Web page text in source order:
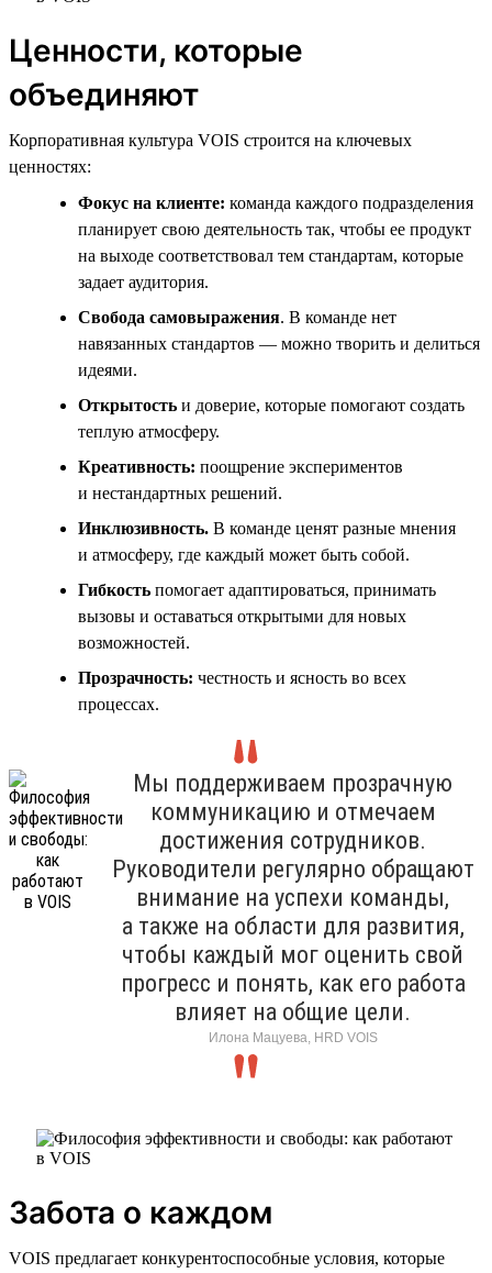
Ценности, которые
объединяют
Корпоративная культура VOIS строится на ключевых
ценностях:
Фокус на клиенте: команда каждого подразделения
планирует свою деятельность так, чтобы ее продукт
на выходе соответствовал тем стандартам, которые
задает аудитория.
Свобода самовыражения. В команде нет
навязанных стандартов — можно творить и делиться
идеями.
Открытость и доверие, которые помогают создать
теплую атмосферу.
Креативность: поощрение экспериментов
и нестандартных решений.
Инклюзивность. В команде ценят разные мнения
и атмосферу, где каждый может быть собой.
Гибкость помогает адаптироваться, принимать
вызовы и оставаться открытыми для новых
возможностей.
Прозрачность: честность и ясность во всех
процессах.
Мы поддерживаем прозрачную
коммуникацию и отмечаем
достижения сотрудников.
Руководители регулярно обращают
внимание на успехи команды,
а также на области для развития,
чтобы каждый мог оценить свой
прогресс и понять, как его работа
влияет на общие цели.
Илона Мацуева, HRD VOIS
Забота о каждом
VOIS предлагает конкурентоспособные условия, которые